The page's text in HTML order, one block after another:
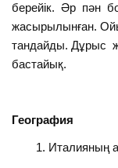
берейік. Әр пән
жасырылынған.
тандайды. Дұрыс
бастайық.
География
Италияның